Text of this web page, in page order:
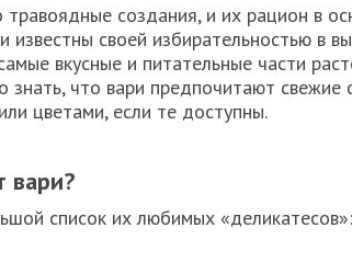
травоядные создания, и их рацион в
известны своей избирательностью в
вкусные и питательные части
знать, что вари предпочитают свежие
цветами, если те доступны.
вари?
список их любимых «деликатесов»: